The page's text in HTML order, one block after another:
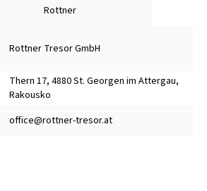
Rottner
Rottner Tresor GmbH
Thern 17, 4880 St. Georgen im Attergau,
Rakousko
office@rottner-tresor.at